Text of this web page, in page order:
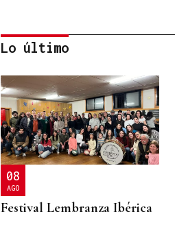
A TODA VELOCIDAD
Vídeo | Así fue el
espectacular salto de
“Cohete” Suárez en el Rally
Rías Baixas que dejó sin
respiración a los
aficionados
Lo último
08
AGO
Festival Lembranza Ibérica